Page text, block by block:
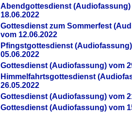
Abendgottesdienst (Audiofassung)
18.06.2022
Gottesdienst zum Sommerfest
vom 12.06.2022
Pfingstgottesdienst
05.06.2022
Gottesdienst (Audiofassung) vom
Himmelfahrtsgottesdienst
26.05.2022
Gottesdienst (Audiofassung) vom
Gottesdienst (Audiofassung) vom